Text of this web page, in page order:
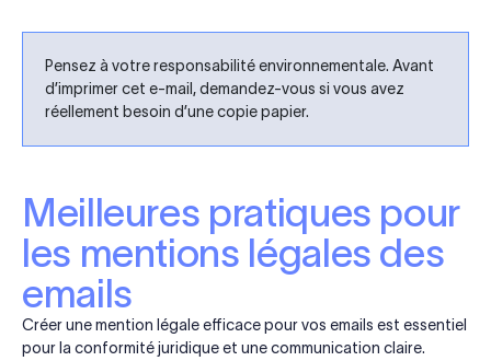
Pensez à votre responsabilité environnementale. Avant
d’imprimer cet e-mail, demandez-vous si vous avez
réellement besoin d’une copie papier.
Meilleures pratiques pour
les mentions légales des
emails
Créer une mention légale efficace pour vos emails est essentiel
pour la conformité juridique et une communication claire.